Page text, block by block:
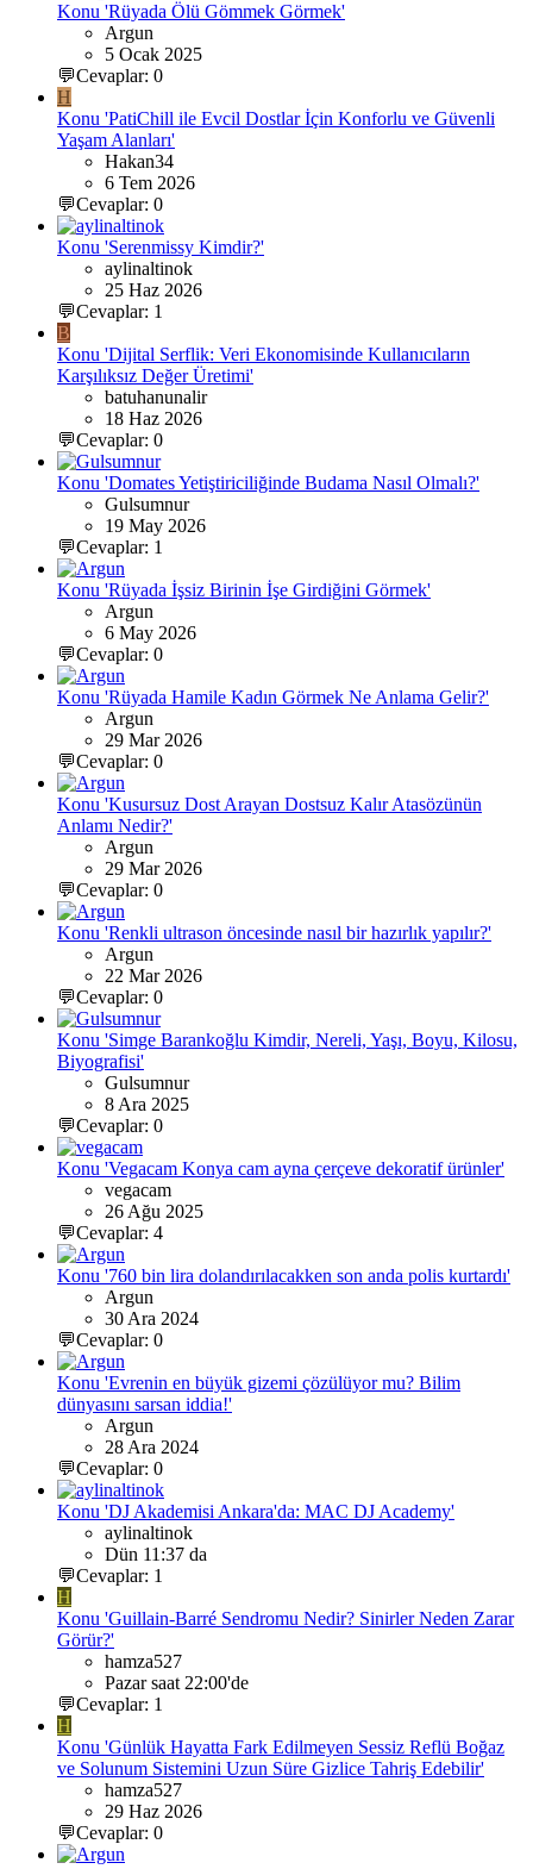
Konu 'Rüyada Ölü Gömmek Görmek'
Argun
5 Ocak 2025
💬Cevaplar: 0
H
Konu 'PatiChill ile Evcil Dostlar İçin Konforlu ve Güvenli
Yaşam Alanları'
Hakan34
6 Tem 2026
💬Cevaplar: 0
Konu 'Serenmissy Kimdir?'
aylinaltinok
25 Haz 2026
💬Cevaplar: 1
B
Konu 'Dijital Serflik: Veri Ekonomisinde Kullanıcıların
Karşılıksız Değer Üretimi'
batuhanunalir
18 Haz 2026
💬Cevaplar: 0
Konu 'Domates Yetiştiriciliğinde Budama Nasıl Olmalı?'
Gulsumnur
19 May 2026
💬Cevaplar: 1
Konu 'Rüyada İşsiz Birinin İşe Girdiğini Görmek'
Argun
6 May 2026
💬Cevaplar: 0
Konu 'Rüyada Hamile Kadın Görmek Ne Anlama Gelir?'
Argun
29 Mar 2026
💬Cevaplar: 0
Konu 'Kusursuz Dost Arayan Dostsuz Kalır Atasözünün
Anlamı Nedir?'
Argun
29 Mar 2026
💬Cevaplar: 0
Konu 'Renkli ultrason öncesinde nasıl bir hazırlık yapılır?'
Argun
22 Mar 2026
💬Cevaplar: 0
Konu 'Simge Barankoğlu Kimdir, Nereli, Yaşı, Boyu, Kilosu,
Biyografisi'
Gulsumnur
8 Ara 2025
💬Cevaplar: 0
Konu 'Vegacam Konya cam ayna çerçeve dekoratif ürünler'
vegacam
26 Ağu 2025
💬Cevaplar: 4
Konu '760 bin lira dolandırılacakken son anda polis kurtardı'
Argun
30 Ara 2024
💬Cevaplar: 0
Konu 'Evrenin en büyük gizemi çözülüyor mu? Bilim
dünyasını sarsan iddia!'
Argun
28 Ara 2024
💬Cevaplar: 0
Konu 'DJ Akademisi Ankara'da: MAC DJ Academy'
aylinaltinok
Dün 11:37 da
💬Cevaplar: 1
H
Konu 'Guillain-Barré Sendromu Nedir? Sinirler Neden Zarar
Görür?'
hamza527
Pazar saat 22:00'de
💬Cevaplar: 1
H
Konu 'Günlük Hayatta Fark Edilmeyen Sessiz Reflü Boğaz
ve Solunum Sistemini Uzun Süre Gizlice Tahriş Edebilir'
hamza527
29 Haz 2026
💬Cevaplar: 0